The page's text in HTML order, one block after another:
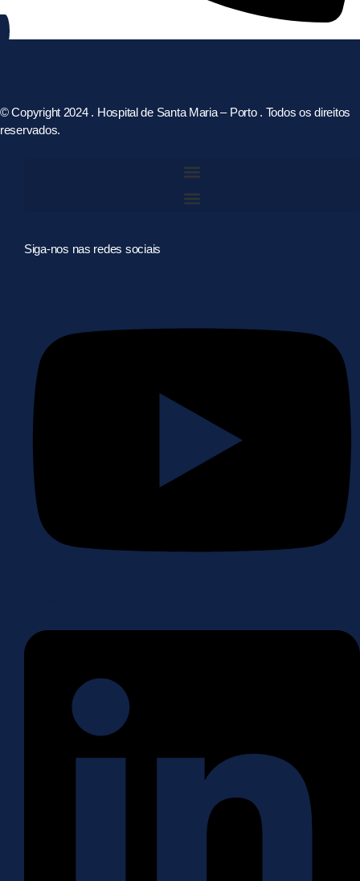
© Copyright 2024 . Hospital de Santa Maria – Porto . Todos os direitos
reservados.
Siga-nos nas redes sociais